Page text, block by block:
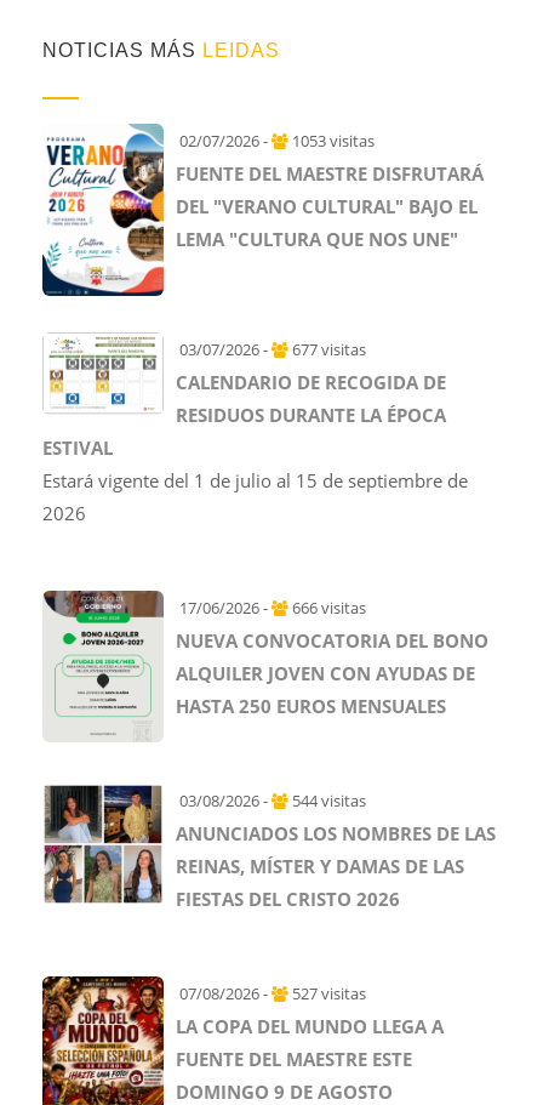
NOTICIAS MÁS LEIDAS
02/07/2026 - 1053 visitas
FUENTE DEL MAESTRE DISFRUTARÁ
DEL "VERANO CULTURAL" BAJO EL
LEMA "CULTURA QUE NOS UNE"
03/07/2026 - 677 visitas
CALENDARIO DE RECOGIDA DE
RESIDUOS DURANTE LA ÉPOCA
ESTIVAL
Estará vigente del 1 de julio al 15 de septiembre de
2026
17/06/2026 - 666 visitas
NUEVA CONVOCATORIA DEL BONO
ALQUILER JOVEN CON AYUDAS DE
HASTA 250 EUROS MENSUALES
03/08/2026 - 544 visitas
ANUNCIADOS LOS NOMBRES DE LAS
REINAS, MÍSTER Y DAMAS DE LAS
FIESTAS DEL CRISTO 2026
07/08/2026 - 527 visitas
LA COPA DEL MUNDO LLEGA A
FUENTE DEL MAESTRE ESTE
DOMINGO 9 DE AGOSTO